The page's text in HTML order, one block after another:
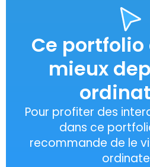
Ce portfolio
mieux
Pour profiter des
dans ce
recommande de le